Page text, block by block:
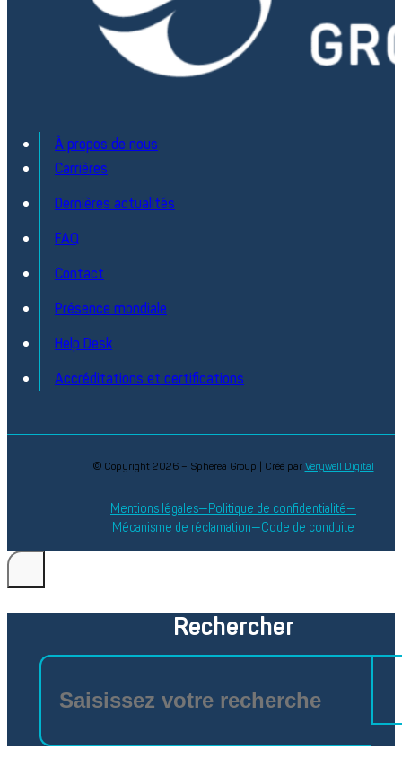
À propos de nous
Carrières
Dernières actualités
FAQ
Contact
Présence mondiale
Help Desk
Accréditations et certifications
© Copyright 2026 – Spherea Group | Créé par Verywell Digital
Mentions légales
Politique de confidentialité
Mécanisme de réclamation
Code de conduite
Rechercher